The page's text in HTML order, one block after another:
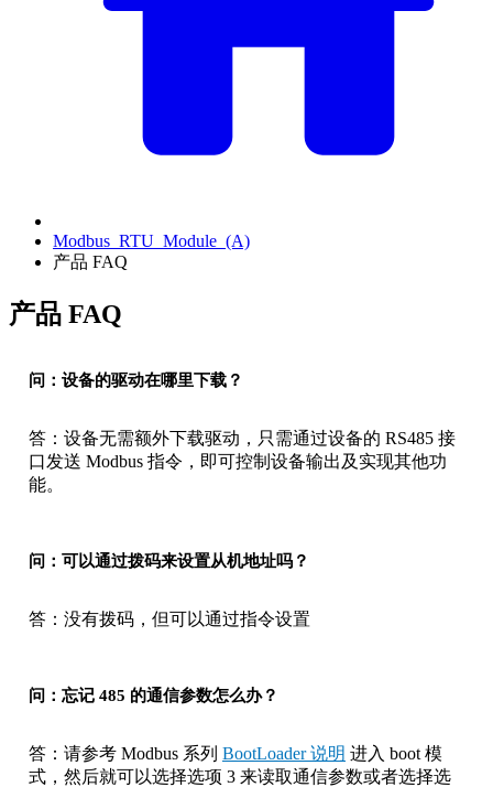
Modbus_RTU_Module_(A)
产品 FAQ
产品 FAQ
问：设备的驱动在哪里下载？
答：设备无需额外下载驱动，只需通过设备的 RS485 接
口发送 Modbus 指令，即可控制设备输出及实现其他功
能。
问：可以通过拨码来设置从机地址吗？
答：没有拨码，但可以通过指令设置
问：忘记 485 的通信参数怎么办？
答：请参考 Modbus 系列 BootLoader 说明 进入 boot 模
式，然后就可以选择选项 3 来读取通信参数或者选择选